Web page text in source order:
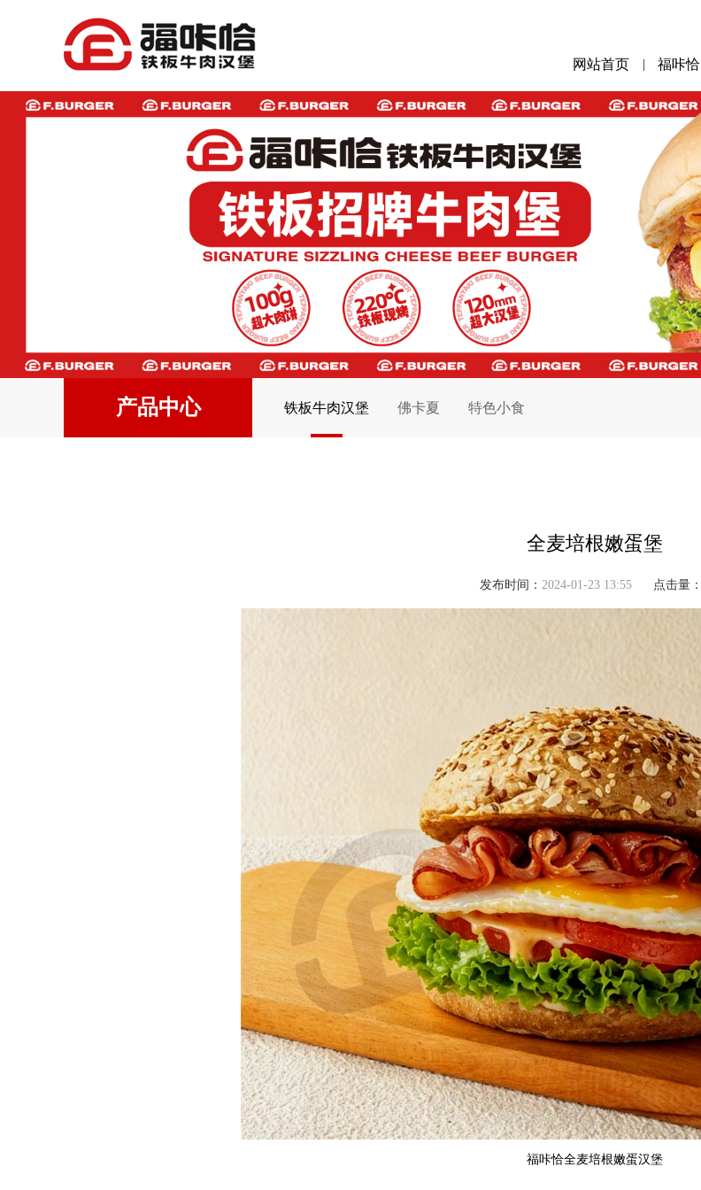
网站首页 福咔恰
产品中心 铁板牛肉汉堡 佛卡夏 特色小食
全麦培根嫩蛋堡
发布时间： 2024-01-23 13:55 点击量：
福咔恰全麦培根嫩蛋汉堡